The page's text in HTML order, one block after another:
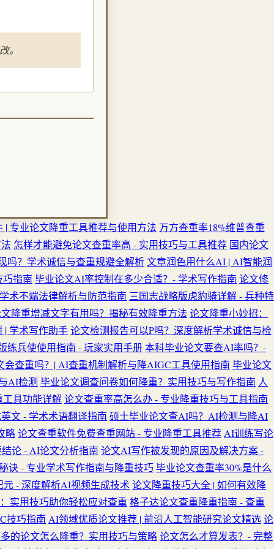
。
| 专业论文降重工具推荐与使用方法 万方查重率18%维普查重
怎样才能避免论文查重率高 - 实用技巧与工具推荐 国内论文
吗？学术诚信与查重规避全解析文章润色用什么AI | AI智能润
指南 毕业论文AI率控制在多少合适？- 学术写作指南 论文修
术不端法律解析与防范指南 三国志战略版虎豹骑详解 - 兵种特
降重增减文字有用吗？揭秘有效降重方法 论文降重小妙招：
| 学术写作助手论文检测报告可以P吗？深度解析学术诚信与检
练兵使使用指南 - 玩家实用手册本科毕业论文要查AI率吗？-
会查重吗？| AI查重机制解析与降AIGC工具使用指南 毕业论文
AI检测 毕业论文调查问卷如何降重？实用技巧与写作指南 人
具功能详解论文查重率高怎么办 - 专业降重技巧与工具指南
文 - 学术术语翻译指南 硕士毕业论文查AI吗？AI检测与降AI
略论文查重软件免费查重网站 - 专业降重工具推荐 AI训练写论
论 - AI论文分析指南 论文AI写作被发现的原因及解决方案 -
诀 - 专业学术写作指南与降重技巧毕业论文查重率30%是什么
- 深度解析AI视频生成技术论文降重技巧大全 | 如何有效降
实用技巧助你轻松应对查重格子达论文查重降重指南 - 查重
技巧指南 AI领域优质论文推荐 | 前沿人工智能研究论文精选论
的论文怎么降重？实用技巧与策略论文怎么才算发表？- 完整